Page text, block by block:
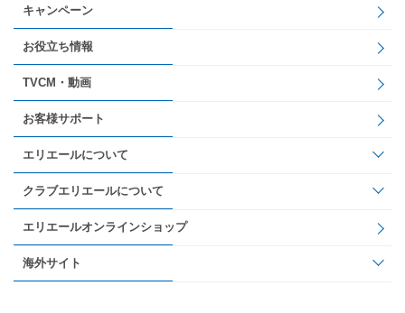
キャンペーン
お役立ち情報
TVCM・動画
お客様サポート
エリエールについて
クラブエリエールについて
エリエールオンラインショップ
海外サイト